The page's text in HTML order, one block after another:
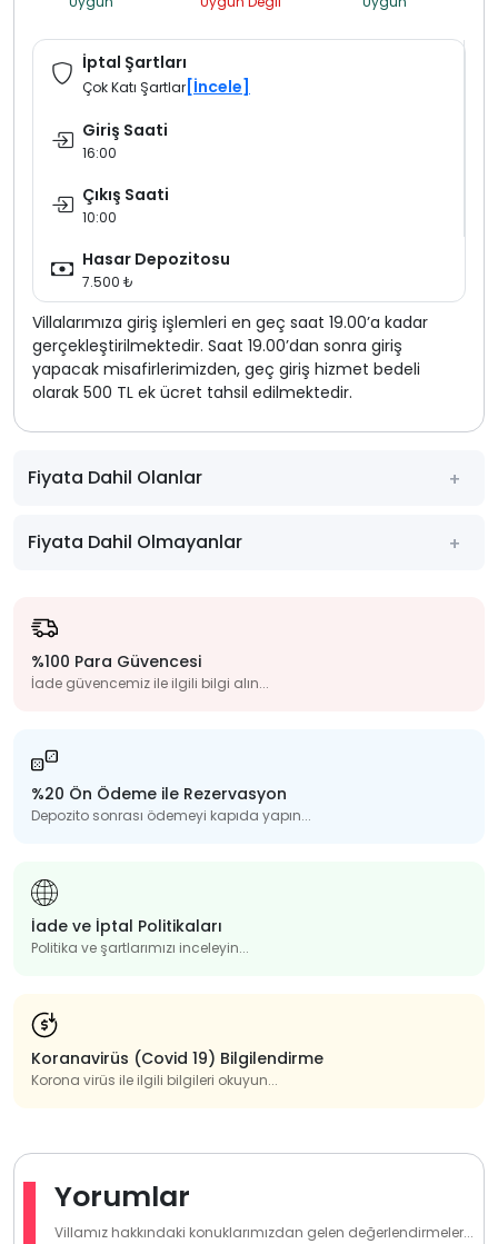
İptal Şartları
Çok Katı Şartlar [İncele]
Giriş Saati
16:00
Çıkış Saati
10:00
Hasar Depozitosu
7.500 ₺
Villalarımıza giriş işlemleri en geç saat 19.00’a kadar
gerçekleştirilmektedir. Saat 19.00’dan sonra giriş
yapacak misafirlerimizden, geç giriş hizmet bedeli
olarak 500 TL ek ücret tahsil edilmektedir.
Fiyata Dahil Olanlar
Fiyata Dahil Olmayanlar
%100 Para Güvencesi
İade güvencemiz ile ilgili bilgi alın...
%20 Ön Ödeme ile Rezervasyon
Depozito sonrası ödemeyi kapıda yapın...
İade ve İptal Politikaları
Politika ve şartlarımızı inceleyin...
Koranavirüs (Covid 19) Bilgilendirme
Korona virüs ile ilgili bilgileri okuyun...
Yorumlar
Villamız hakkındaki konuklarımızdan gelen değerlendirmeler...